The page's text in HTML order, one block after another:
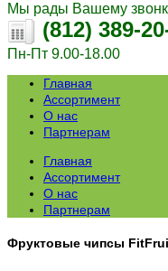
Мы рады Вашему
(812) 389-
Пн-Пт 9.00-18.00
Главная
Ассортимент
О нас
Партнерам
Главная
Ассортимент
О нас
Партнерам
Фруктовые чипсы